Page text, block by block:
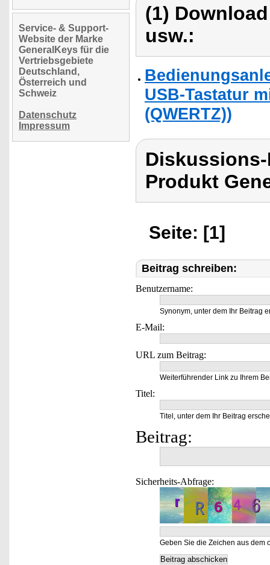
Service- & Support-
Website der Marke
GeneralKeys für die
Vertriebsgebiete
Deutschland,
Österreich und
Schweiz
Datenschutz
Impressum
(1)
usw.:
USB-Tastatur
(QWERTZ))
Produkt
Seite: [1]
Beitrag schreiben:
Benutzername:
Synonym, unter dem Ihr Beitrag
E-Mail:
URL zum Beitrag:
Weiterführender Link zu Ihrem
Titel:
Titel, unter dem Ihr Beitrag
Beitrag:
Sicherheits-Abfrage:
Geben Sie die Zeichen aus dem